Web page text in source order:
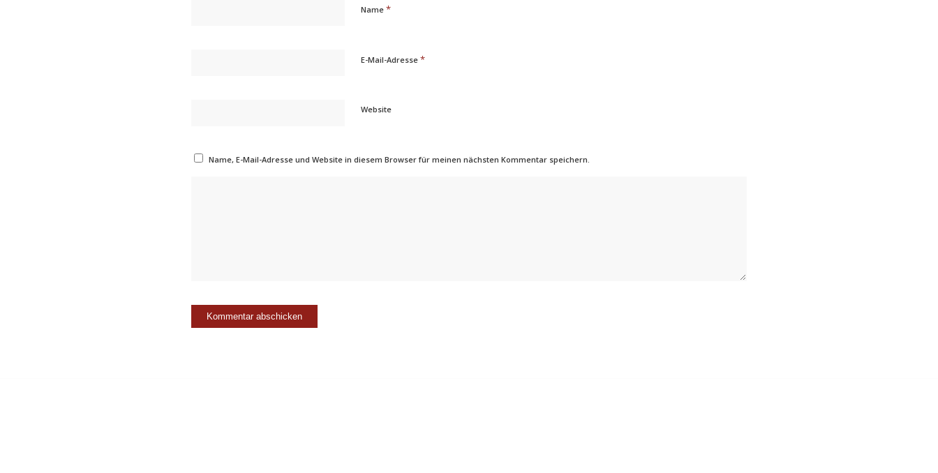
Name *
E-Mail-Adresse *
Website
Name, E-Mail-Adresse und Website in diesem Browser für meinen nächsten Kommentar speichern.